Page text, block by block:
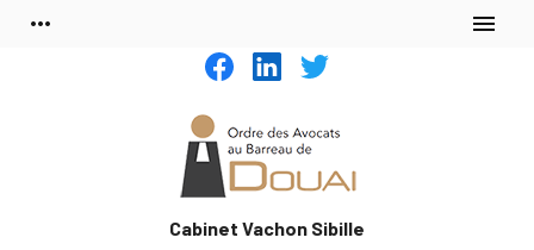
more_horiz menu
Cabinet Vachon Sibille